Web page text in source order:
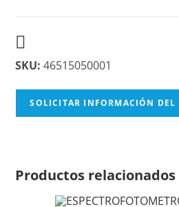
SKU: 46515050001
SOLICITAR INFORMACIÓN DEL
Productos relacionados